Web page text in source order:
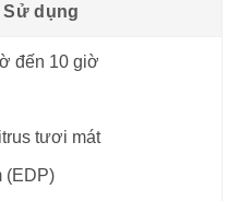
Sử dụng
đến 10 giờ
tươi mát
(EDP)